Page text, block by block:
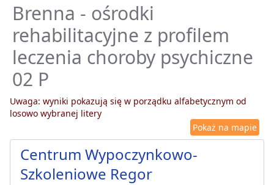
Brenna - ośrodki
rehabilitacyjne z profilem
leczenia choroby psychiczne
02 P
Uwaga: wyniki pokazują się w porządku alfabetycznym od
losowo wybranej litery
Pokaż na mapie
Centrum Wypoczynkowo-
Szkoleniowe Regor